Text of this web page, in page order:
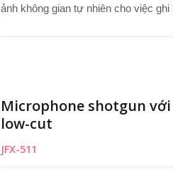
ảnh không gian tự nhiên cho việc
bảo độ ổn định và tính di động. Cáp
Microphone shotgun với
low-cut
JFX-511